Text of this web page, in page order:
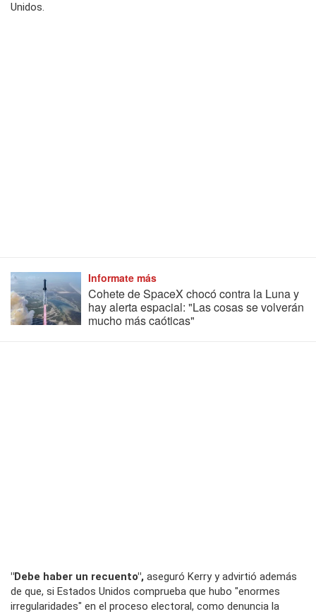
Unidos.
Informate más
Cohete de SpaceX chocó contra la Luna y
hay alerta espacial: "Las cosas se volverán
mucho más caóticas"
"Debe haber un recuento", aseguró Kerry y advirtió además
de que, si Estados Unidos comprueba que hubo "enormes
irregularidades" en el proceso electoral, como denuncia la